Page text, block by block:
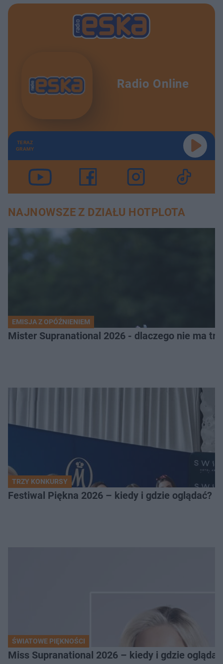
Radio Online
TERAZ
GRAMY
NAJNOWSZE Z DZIAŁU HOTPLOTA
EMISJA Z OPÓŹNIENIEM
Mister Supranational 2026 - dlaczego nie ma
TRZY KONKURSY
Festiwal Piękna 2026 – kiedy i gdzie oglądać?
ŚWIATOWE PIĘKNOŚCI
Miss Supranational 2026 – kiedy i gdzie